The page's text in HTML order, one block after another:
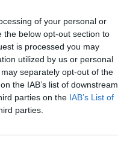
of your personal or
the below opt-out section to
is processed you may
utilized by us or personal
separately opt-out of the
the IAB’s list of downstream
parties on the IAB’s List of
parties.